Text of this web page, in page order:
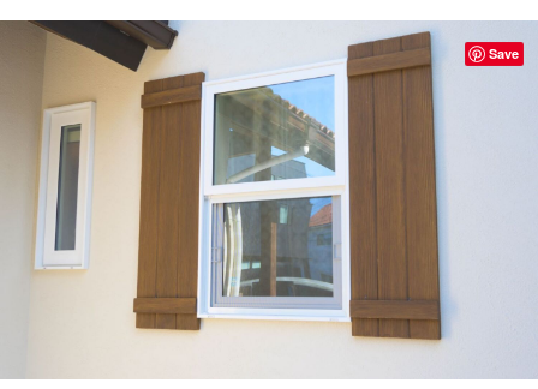
Save